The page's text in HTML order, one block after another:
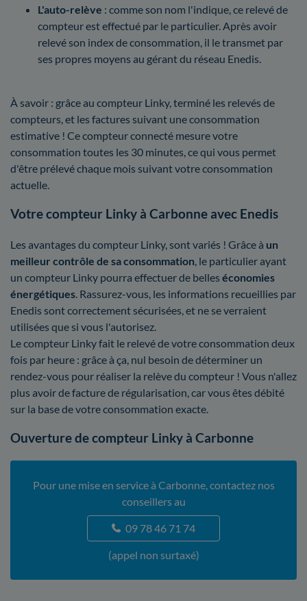
L'auto-relève : comme son nom l'indique, ce relevé de
compteur est effectué par le particulier. Après avoir
relevé son index de consommation, il le transmet par
ses propres moyens au gérant du réseau Enedis.
À savoir : grâce au compteur Linky, terminé les relevés de
compteurs, et les factures suivant une consommation
estimative ! Ce compteur connecté mesure votre
consommation toutes les 30 minutes, ce qui vous permet
d'être prélevé chaque mois suivant votre consommation
actuelle.
Votre compteur Linky à Carbonne avec Enedis
Les avantages du compteur Linky, sont variés ! Grâce à un
meilleur contrôle de sa consommation , le particulier ayant
un compteur Linky pourra effectuer de belles économies
énergétiques . Rassurez-vous, les informations recueillies par
Enedis sont correctement sécurisées, et ne se verraient
utilisées que si vous l'autorisez.
Le compteur Linky fait le relevé de votre consommation deux
fois par heure : grâce à ça, nul besoin de déterminer un
rendez-vous pour réaliser la relève du compteur ! Vous n'allez
plus avoir de facture de régularisation, car vous êtes débité
sur la base de votre consommation exacte.
Ouverture de compteur Linky à Carbonne
Pour une mise en service à Carbonne, contactez nos
conseillers au
09 78 46 71 74
(appel non surtaxé)